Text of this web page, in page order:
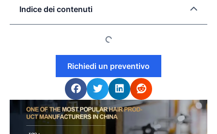
Indice dei contenuti
Richiedi un preventivo